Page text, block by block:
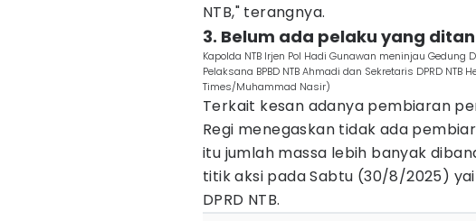
NTB," terangnya.
3. Belum ada pelaku yang
Kapolda NTB Irjen Pol Hadi Gunawan meninjau Gedung
Pelaksana BPBD NTB Ahmadi dan Sekretaris DPRD
Times/Muhammad Nasir)
Terkait kesan adanya pembiaran
Regi menegaskan tidak ada
itu jumlah massa lebih banyak
titik aksi pada Sabtu (30/8/2025)
DPRD NTB.